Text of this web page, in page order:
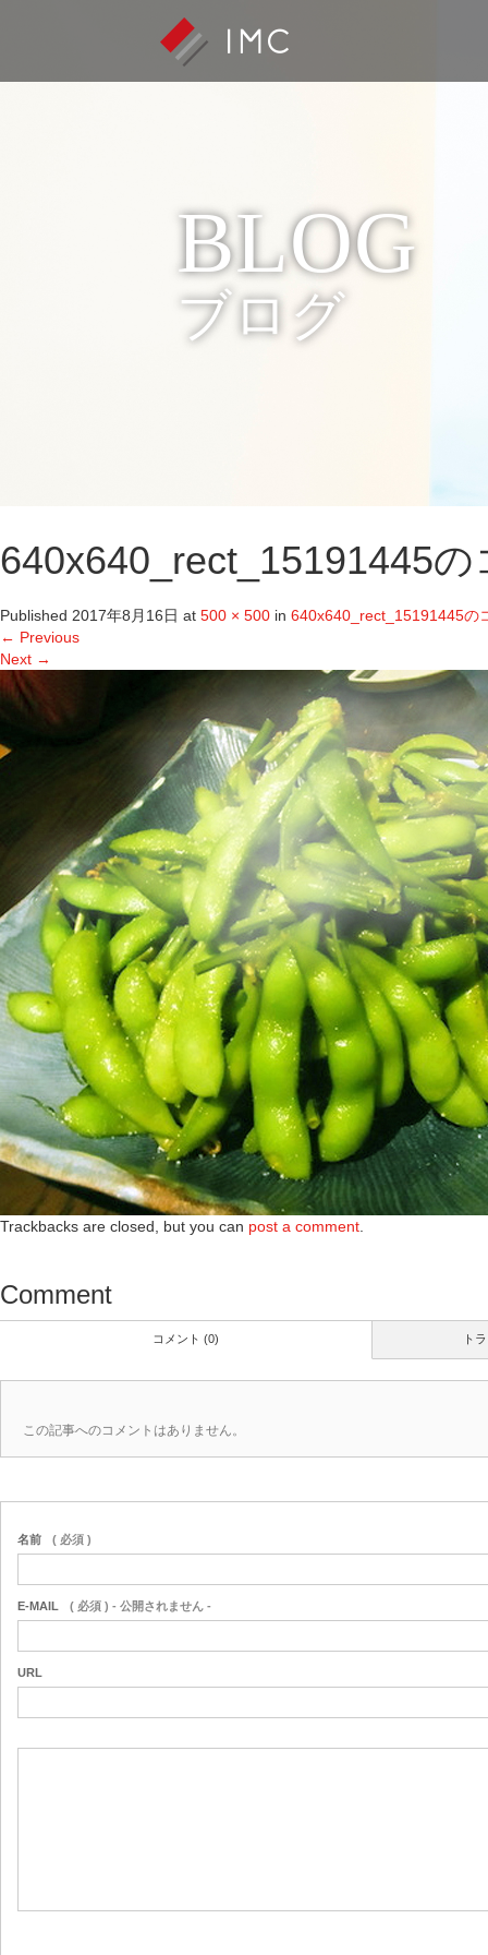
BLOG
ブログ
640x640_rect_15191445の
Published 2017年8月16日 at 500 × 500 in 640x640_rect_15191445の
← Previous
Next →
Trackbacks are closed, but you can post a comment
Comment
ト
コメント (0)
この記事へのコメントはありません。
名前 ( 必須 )
E-MAIL ( 必須 ) - 公開されません -
URL